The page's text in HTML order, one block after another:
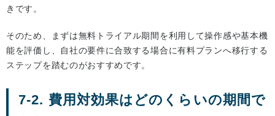
きです。
そのため、まずは無料トライアル期間を利用して操作感や基本機
能を評価し、自社の要件に合致する場合に有料プランへ移行する
ステップを踏むのがおすすめです。
7-2. 費用対効果はどのくらいの期間で